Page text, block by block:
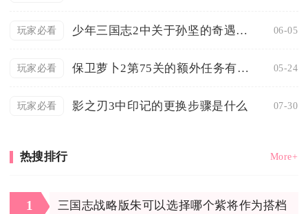
玩家必看 少年三国志2中关于孙坚的奇遇任务有哪些 06-05
玩家必看 保卫萝卜2第75关的额外任务有多难 05-24
玩家必看 影之刃3中印记的更换步骤是什么 07-30
热搜排行 More+
1 三国志战略版朱可以选择哪个紫将作为搭档